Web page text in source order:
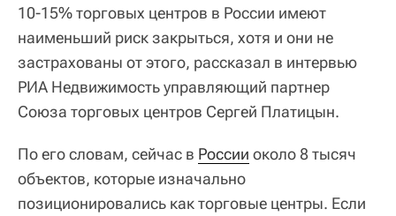
10-15% торговых центров в России имеют
наименьший риск закрыться, хотя и они не
застрахованы от этого, рассказал в интервью
РИА Недвижимость управляющий партнер
Союза торговых центров Сергей Платицын.
По его словам, сейчас в России около 8 тысяч
объектов, которые изначально
позиционировались как торговые центры. Если